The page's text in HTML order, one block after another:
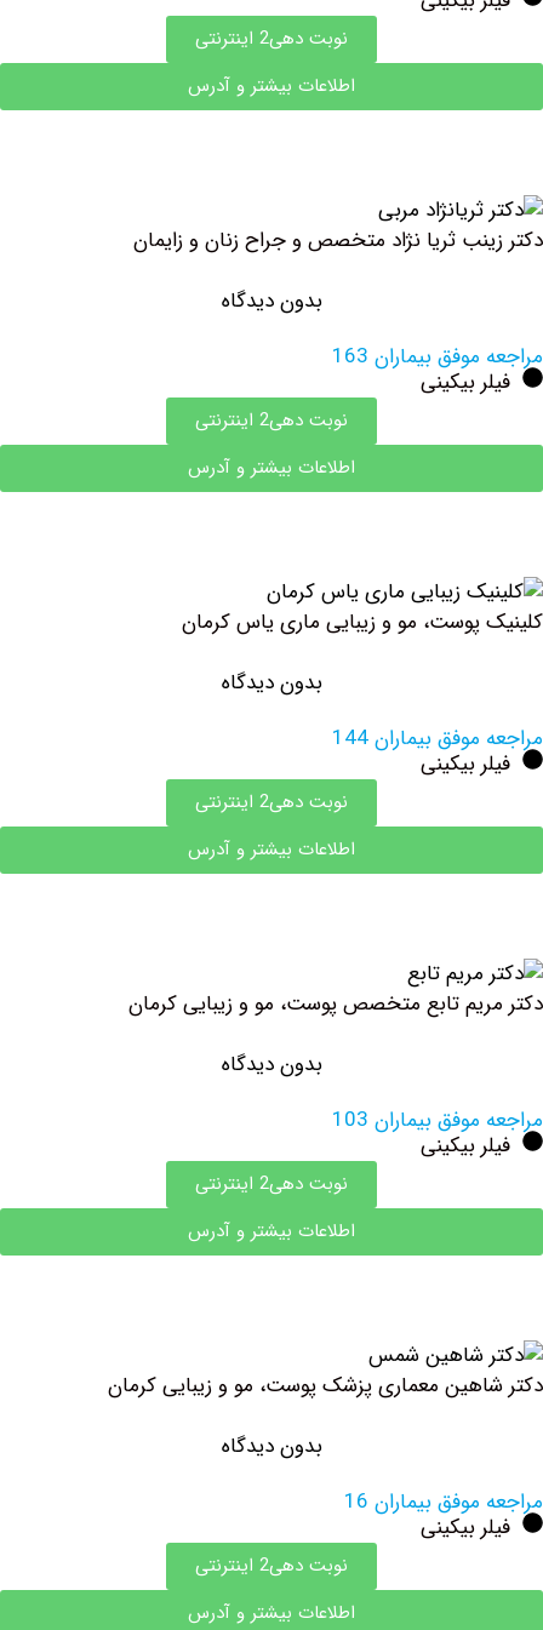
نوبت دهی2 اینترنتی
اطلاعات بیشتر و آدرس
ثریا نژاد متخصص و جراح زنان و زایمان
بدون دیدگاه
بیماران 163
بیکینی
نوبت دهی2 اینترنتی
اطلاعات بیشتر و آدرس
مو و زیبایی ماری یاس کرمان
بدون دیدگاه
بیماران 144
بیکینی
نوبت دهی2 اینترنتی
اطلاعات بیشتر و آدرس
تابع متخصص پوست، مو و زیبایی کرمان
بدون دیدگاه
بیماران 103
بیکینی
نوبت دهی2 اینترنتی
اطلاعات بیشتر و آدرس
معماری پزشک پوست، مو و زیبایی کرمان
بدون دیدگاه
بیماران 16
بیکینی
نوبت دهی2 اینترنتی
اطلاعات بیشتر و آدرس